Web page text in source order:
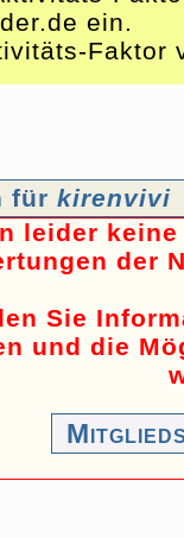
ein.
für kirenvivi
leider
der
Sie
und die